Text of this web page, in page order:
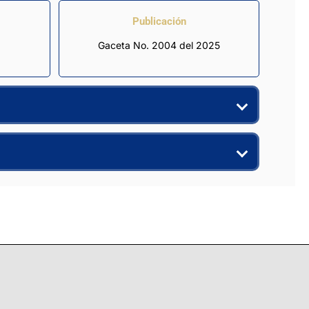
Publicación
Gaceta No. 2004 del 2025